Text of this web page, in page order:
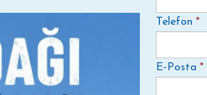
Telefon *
E-Posta *